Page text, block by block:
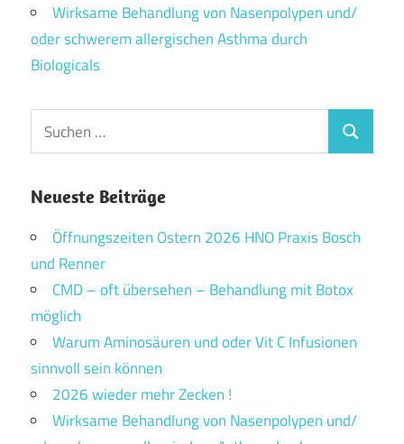
Wirksame Behandlung von Nasenpolypen und/
oder schwerem allergischen Asthma durch
Biologicals
Suchen
nach:
Suchen
Neueste Beiträge
Öffnungszeiten Ostern 2026 HNO Praxis Bosch
und Renner
CMD – oft übersehen – Behandlung mit Botox
möglich
Warum Aminosäuren und oder Vit C Infusionen
sinnvoll sein können
2026 wieder mehr Zecken !
Wirksame Behandlung von Nasenpolypen und/